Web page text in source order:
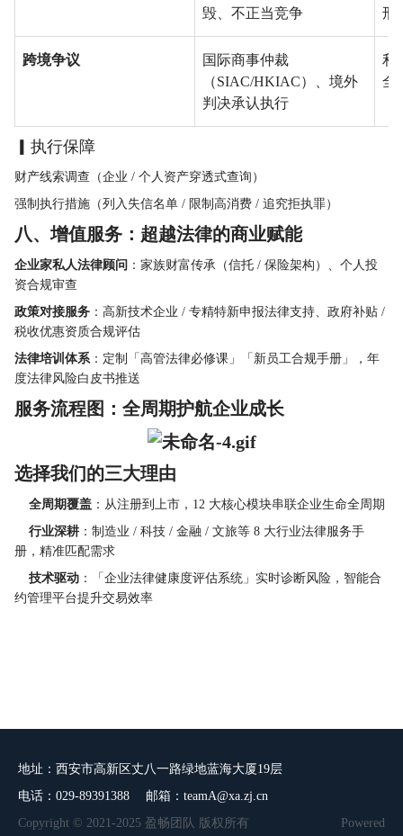
毁、不正当竞争
刑
跨境争议
国际商事仲裁
（SIAC/HKIAC）、境外
判决承认执行
利
全
▎执行保障
财产线索调查（企业 / 个人资产穿透式查询）
强制执行措施（列入失信名单 / 限制高消费 / 追究拒执罪）
八、增值服务：超越法律的商业赋能
企业家私人法律顾问 ：家族财富传承（信托 / 保险架构）、个人投
资合规审查
政策对接服务 ：高新技术企业 / 专精特新申报法律支持、政府补贴 /
税收优惠资质合规评估
法律培训体系：定制「高管法律必修课」「新员工合规手册」，年
度法律风险白皮书推送
服务流程图：全周期护航企业成长
选择我们的三大理由
全周期覆盖 ：从注册到上市，12 大核心模块串联企业生命全周期
行业深耕：制造业 / 科技 / 金融 / 文旅等 8 大行业法律服务手
册，精准匹配需求
技术驱动 ：「企业法律健康度评估系统」实时诊断风险，智能合
约管理平台提升交易效率
地址：西安市高新区丈八一路绿地蓝海大厦19层
电话：029-89391388 邮箱：teamA@xa.zj.cn
Copyright © 2021-2025 盈畅团队 版权所有
Powered